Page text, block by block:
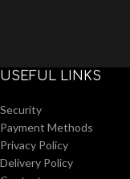
USEFUL LINKS
Security
Payment Methods
Privacy Policy
Delivery Policy